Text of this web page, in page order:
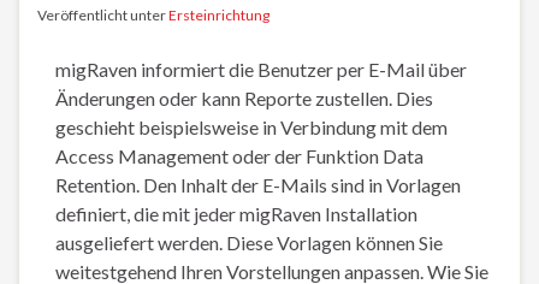
Veröffentlicht unterErsteinrichtung
migRaven informiert die Benutzer per E-Mail über
Änderungen oder kann Reporte zustellen. Dies
geschieht beispielsweise in Verbindung mit dem
Access Management oder der Funktion Data
Retention. Den Inhalt der E-Mails sind in Vorlagen
definiert, die mit jeder migRaven Installation
ausgeliefert werden. Diese Vorlagen können Sie
weitestgehend Ihren Vorstellungen anpassen. Wie Sie